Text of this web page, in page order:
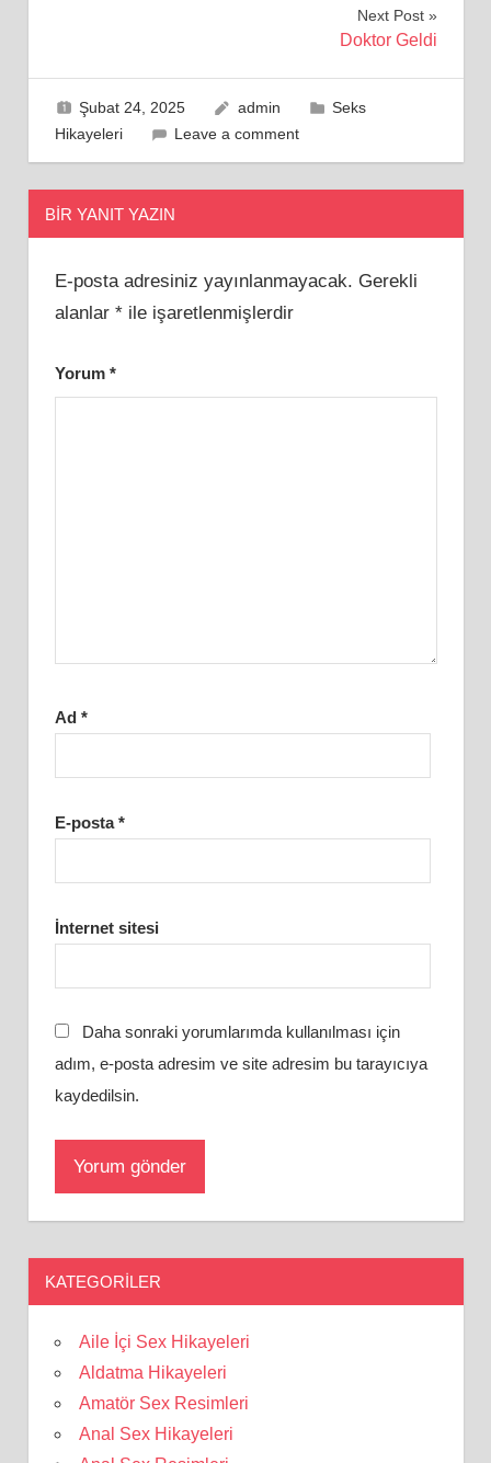
Next Post
Doktor Geldi
Şubat 24, 2025 admin
Seks
Hikayeleri
Leave a comment
BIR YANIT YAZIN
E-posta adresiniz yayınlanmayacak. Gerekli
alanlar *ile işaretlenmişlerdir
Yorum *
Ad *
E-posta*
İnternet sitesi
Daha sonraki yorumlarımda kullanılması için
adım, e-posta adresim ve site adresim bu tarayıcıya
kaydedilsin.
KATEGORILER
Aile İçi Sex Hikayeleri
Aldatma Hikayeleri
Amatör Sex Resimleri
Anal Sex Hikayeleri